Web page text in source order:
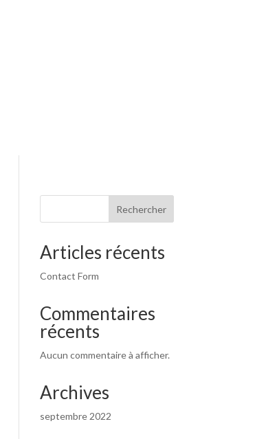
Rechercher
Articles récents
Contact Form
Commentaires
récents
Aucun commentaire à afficher.
Archives
septembre 2022